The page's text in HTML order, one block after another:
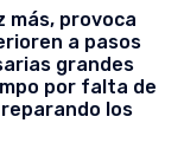
más, provoca
a pasos
grandes
por falta de
los